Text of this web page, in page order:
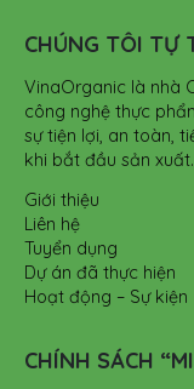
CHÚNG TÔI TỰ
VinaOrganic là nhà
công nghệ thực
sự tiện lợi, an toàn,
khi bắt đầu sản xuất.
Giới thiệu
Liên hệ
Tuyển dụng
Dự án đã thực hiện
Hoạt động – Sự kiện
CHÍNH SÁCH